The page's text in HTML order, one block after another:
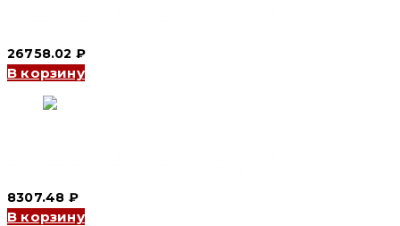
26758.02 ₽
В корзину
8307.48 ₽
В корзину